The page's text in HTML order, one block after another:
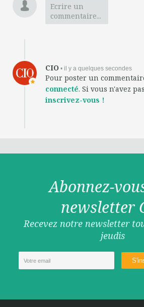
Ecrire un
commentaire...
CIO • il y a quelques secondes
Pour poster un
connecté. Si vous n'avez
inscrivez-vous !
Abonnez-
newsletter
Recevez notre newsletter
jeudis